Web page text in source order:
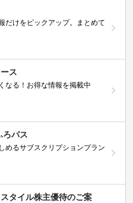
だけをピックアップ。まとめて
ス
なる！お得な情報を掲載中
ろパス
めるサブスクリプションプラン
スタイル株主優待のご案